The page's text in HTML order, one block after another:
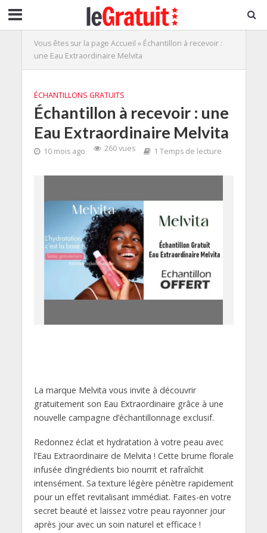
Vous êtes sur la page Accueil » Échantillon à recevoir :
une Eau Extraordinaire Melvita
ÉCHANTILLONS GRATUITS
Échantillon à recevoir : une
Eau Extraordinaire Melvita
10 mois ago 260 vues 1 Temps de lecture
La marque Melvita vous invite à découvrir
gratuitement son Eau Extraordinaire grâce à une
nouvelle campagne d’échantillonnage exclusif.
Redonnez éclat et hydratation à votre peau avec
l’Eau Extraordinaire de Melvita ! Cette brume florale
infusée d’ingrédients bio nourrit et rafraîchit
intensément. Sa texture légère pénètre rapidement
pour un effet revitalisant immédiat. Faites-en votre
secret beauté et laissez votre peau rayonner jour
après jour avec un soin naturel et efficace !